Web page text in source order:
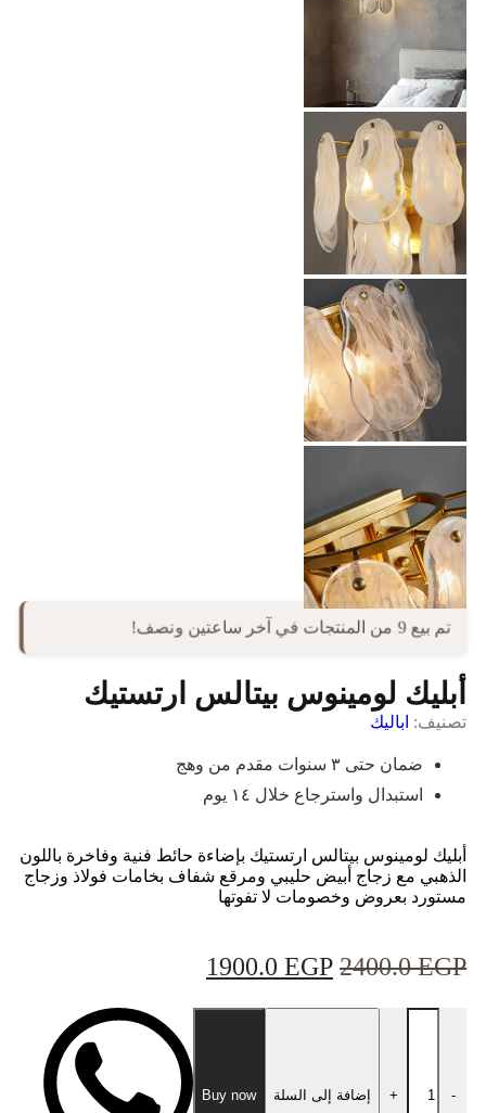
تم بيع 9 من المنتجات في آخر ساعتين ونصف!
أبليك لومينوس بيتالس ارتستيك
تصنيف: اباليك
ضمان حتى ٣ سنوات مقدم من وهج
استبدال واسترجاع خلال ١٤ يوم
أبليك لومينوس بيتالس ارتستيك بإضاءة حائط فنية وفاخرة باللون
الذهبي مع زجاج أبيض حليبي ومرقع شفاف بخامات فولاذ وزجاج
مستورد بعروض وخصومات لا تفوتها
2400.0EGP
1900.0 EGP
-
+ إضافة إلى السلة Buy now